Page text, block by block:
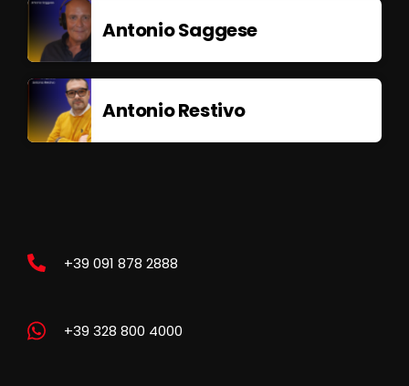
Antonio Saggese
Antonio Restivo
+39 091 878 2888
+39 328 800 4000